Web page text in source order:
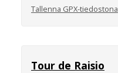
Tallenna GPX-tiedostona
Tour de Raisio